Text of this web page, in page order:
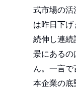
式市場の活
は昨日下げ
続伸し連続
景にあるの
ん。一言で
本企業の底